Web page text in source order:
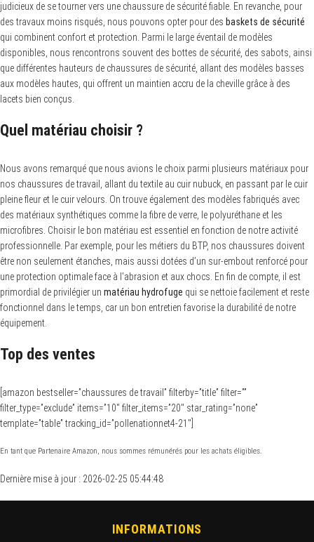
judicieux de se tourner vers une chaussure de sécurité fiable. En revanche, pour
des travaux moins risqués, nous pouvons opter pour des baskets de sécurité
qui combinent confort et protection. Parmi le large éventail de modèles
disponibles, nous rencontrons souvent des bottes de sécurité, des sabots, ainsi
que différentes hauteurs de chaussures de sécurité, allant des modèles basses
aux modèles hautes, qui offrent un maintien accru de la cheville grâce à des
lacets bien conçus.
Quel matériau choisir ?
Nous avons remarqué que nous avions le choix parmi plusieurs matériaux pour
nos chaussures de travail, allant du textile au cuir nubuck, en passant par le cuir
pleine fleur et le cuir velours. On trouve également des modèles fabriqués avec
des matériaux synthétiques comme la fibre de verre, le polyuréthane et les
microfibres. Choisir le bon matériau est essentiel en fonction de notre activité
professionnelle. Par exemple, pour les métiers du BTP, nos chaussures doivent
être non seulement étanches, mais aussi dotées d’un sur-embout renforcé pour
une protection optimale face à l’abrasion et aux chocs. En fin de compte, il est
primordial de privilégier un matériau hydrofuge qui se nettoie facilement et reste
fonctionnel dans le temps, car un bon entretien favorise la durabilité de notre
équipement.
Top des ventes
[amazon bestseller=”chaussures de travail” filterby=”title” filter=””
filter_type=”exclude” items=”10″ filter_items=”20″ star_rating=”none”
template=”table” tracking_id=”pollenationnet4-21″]
En tant que Partenaire Amazon, nous sommes rémunérés pour les achats éligibles.
Dernière mise à jour : 2026-02-25 05:44:48
INFORMATIONS